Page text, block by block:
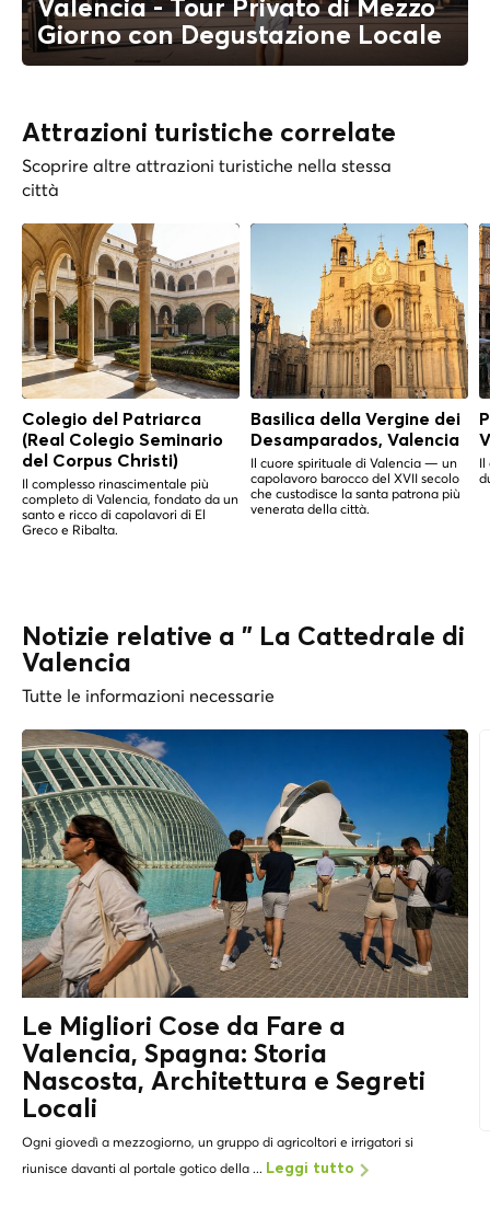
Valencia - Tour Privato di Mezzo
Giorno con Degustazione Locale
Attrazioni turistiche correlate
Scoprire altre attrazioni turistiche nella stessa
città
Colegio del Patriarca
(Real Colegio Seminario
del Corpus Christi)
Il complesso rinascimentale più
completo di Valencia, fondato da un
santo e ricco di capolavori di El
Greco e Ribalta.
Basilica della Vergine dei
Desamparados, Valencia
Il cuore spirituale di Valencia — un
capolavoro barocco del XVII secolo
che custodisce la santa patrona più
venerata della città.
Il
Notizie relative a " La Cattedrale di
Valencia
Tutte le informazioni necessarie
Le Migliori Cose da Fare a
Valencia, Spagna: Storia
Nascosta, Architettura e Segreti
Locali
Ogni giovedì a mezzogiorno, un gruppo di agricoltori e irrigatori si
riunisce davanti al portale gotico della ... Leggi tutto